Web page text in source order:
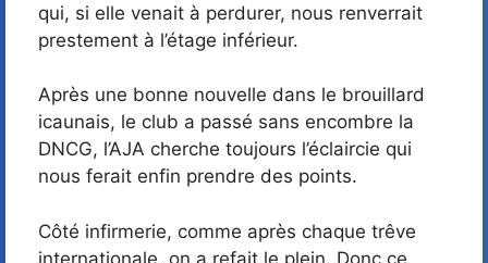
qui, si elle venait à perdurer, nous renverrait
prestement à l’étage inférieur.
Après une bonne nouvelle dans le brouillard
icaunais, le club a passé sans encombre la
DNCG, l’AJA cherche toujours l’éclaircie qui
nous ferait enfin prendre des points.
Côté infirmerie, comme après chaque trêve
internationale, on a refait le plein. Donc ce